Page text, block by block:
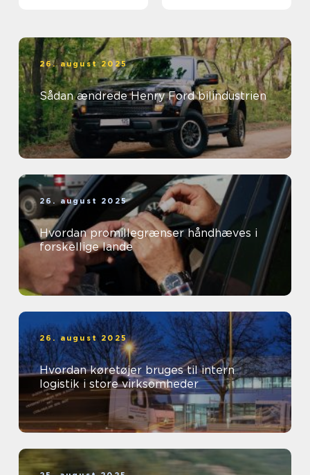
26. august 2025
Sådan ændrede Henry Ford bilindustrien
26. august 2025
Hvordan promillegrænser håndhæves i
forskellige lande
26. august 2025
Hvordan køretøjer bruges til intern
logistik i store virksomheder